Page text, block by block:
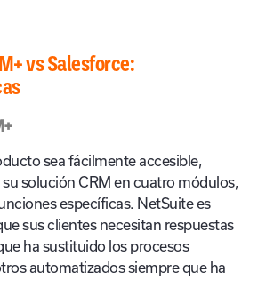
vs Salesforce:
sea fácilmente accesible,
solución CRM en cuatro módulos,
específicas. NetSuite es
sus clientes necesitan respuestas
ha sustituido los procesos
automatizados siempre que ha